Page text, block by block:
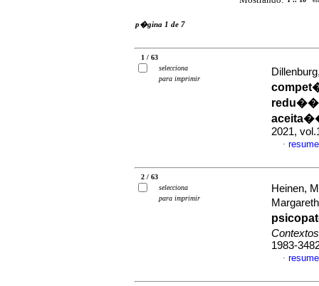
p�gina 1 de 7
1 / 63
selecciona
para imprimir
2021,
·
2 / 63
selecciona
para imprimir
Heinen,
1983-
·